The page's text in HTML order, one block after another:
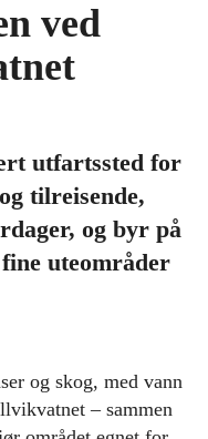
ved
utfartssted for
tilreisende,
og byr på
uteområder
og skog, med vann
– sammen